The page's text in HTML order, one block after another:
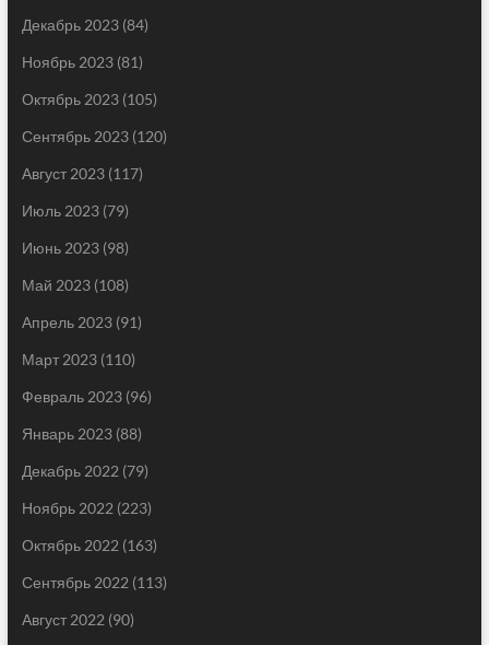
Декабрь 2023(84)
Ноябрь 2023(81)
Октябрь 2023(105)
Сентябрь 2023(120)
Август 2023(117)
Июль 2023(79)
Июнь 2023(98)
Май 2023(108)
Апрель 2023(91)
Март 2023(110)
Февраль 2023(96)
Январь 2023(88)
Декабрь 2022 (79)
Ноябрь 2022 (223)
Октябрь 2022 (163)
Сентябрь 2022 (113)
Август 2022 (90)